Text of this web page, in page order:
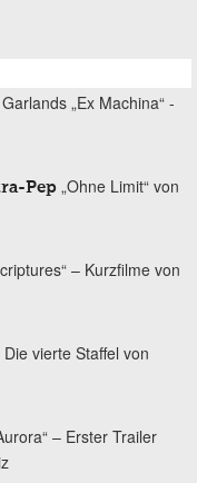
„Ex Machina“ -
Pep „Ohne Limit“ von
– Kurzfilme von
Die vierte Staffel von
– Erster Trailer